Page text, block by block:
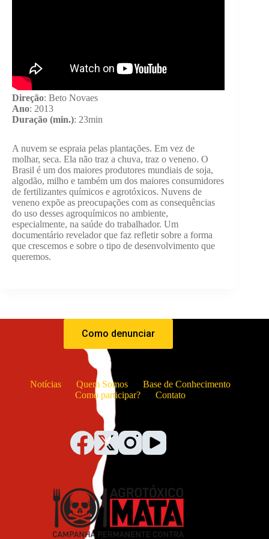
Direção: Beto Novaes
Ano: 2013
Duração (min.): 23min
A nuvem se espraia pelas plantações. Em vez de
molhar, seca. Ela não traz a chuva, traz o veneno. O
Brasil é um dos maiores produtores mundiais de soja,
algodão, milho e também um dos maiores consumidores
de fertilizantes químicos e agrotóxicos. Nuvens de
veneno expõe as preocupações com as consequências
do uso desses agroquímicos no ambiente,
especialmente, na saúde do trabalhador. Um
documentário revelador que faz refletir sobre a forma
que crescemos e sobre o tipo de desenvolvimento que
queremos.
Como denunciar
Notícias Quem Somos
Base de Conhecimento
Como participar?
Contato